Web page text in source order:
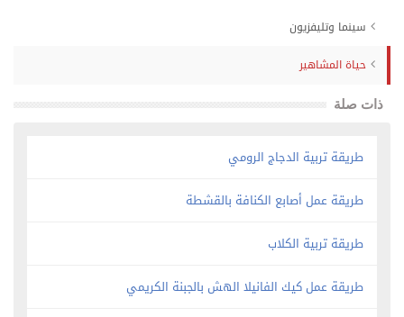
سينما وتليفزيون
حياة المشاهير
ذات صلة
طريقة تربية الدجاج الرومي
طريقة عمل أصابع الكنافة بالقشطة
طريقة تربية الكلاب
طريقة عمل كيك الفانيلا الهش بالجبنة الكريمي